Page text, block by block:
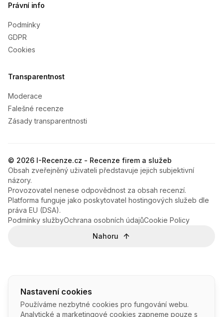
Nastavení cookies
Používáme nezbytné cookies pro fungování webu.
Analytické a marketingové cookies zapneme pouze s
Právní info
Podmínky
GDPR
Cookies
Transparentnost
Moderace
Falešné recenze
Zásady transparentnosti
© 2026 I-Recenze.cz - Recenze firem a služeb
Obsah zveřejněný uživateli představuje jejich subjektivní
názory.
Provozovatel nenese odpovědnost za obsah recenzí.
Platforma funguje jako poskytovatel hostingových služeb dle
práva EU (DSA).
Podmínky službyOchrana osobních údajůCookie Policy
Nahoru